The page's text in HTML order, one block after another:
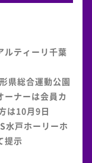
ルティーリ千葉
総合運動公園
ナーは会員カ
は10月9日
水戸ホーリーホ
提示